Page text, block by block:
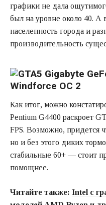
графики не дала
был на уровне около 40. А
населенность города и
производительность
Как итог, можно
Pentium G4400 раскроет
FPS. Возможно, придется
но и без этого диких
стабильные 60+ — стоит
помощнее.
Читайте также: Intel с